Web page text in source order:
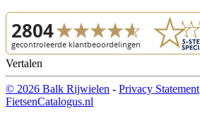
Vertalen
© 2026 Balk Rijwielen - Privacy Statement
FietsenCatalogus.nl